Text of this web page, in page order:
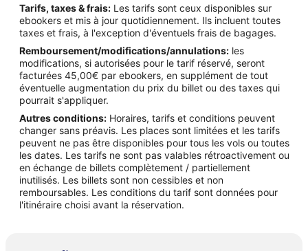
Tarifs, taxes & frais: Les tarifs sont ceux disponibles sur
ebookers et mis à jour quotidiennement. Ils incluent toutes
taxes et frais, à l'exception d'éventuels frais de bagages.
Remboursement/modifications/annulations: les
modifications, si autorisées pour le tarif réservé, seront
facturées 45,00€ par ebookers, en supplément de tout
éventuelle augmentation du prix du billet ou des taxes qui
pourrait s'appliquer.
Autres conditions: Horaires, tarifs et conditions peuvent
changer sans préavis. Les places sont limitées et les tarifs
peuvent ne pas être disponibles pour tous les vols ou toutes
les dates. Les tarifs ne sont pas valables rétroactivement ou
en échange de billets complètement / partiellement
inutilisés. Les billets sont non cessibles et non
remboursables. Les conditions du tarif sont données pour
l'itinéraire choisi avant la réservation.